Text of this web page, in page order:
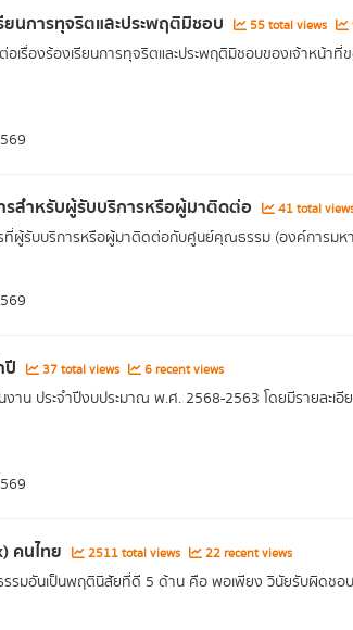
ยนการทุจริตและประพฤติมิชอบ 55 total views
เรื่องร้องเรียนการทุจริตและประพฤติมิชอบของเจ้าหน้า
สำหรับผู้รับบริการหรือผู้มาติดต่อ 41 total
ที่ผู้รับบริการหรือผู้มาติดต่อกับศูนย์คุณธรรม (องค์การมห
ปี 37 total views 6 recent views
าน ประจำปีงบประมาณ พ.ศ. 2568-2563 โดยมีรายละเ
คนไทย 2511 total views 22 recent views
รมอันเป็นพฤตินิสัยที่ดี 5 ด้าน คือ พอเพียง วินัยรับผิดช